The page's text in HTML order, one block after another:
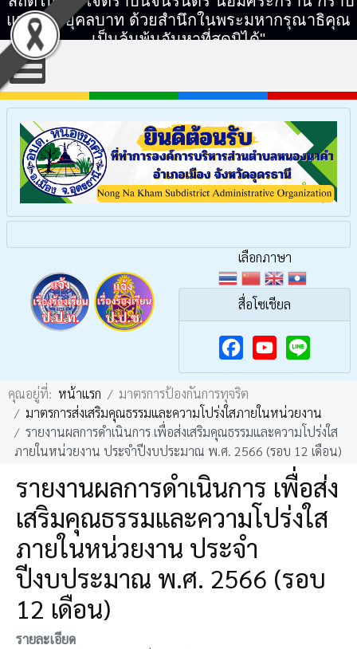
แทบพระยุคลบาท ด้วยสำนึกในพระมหากรุณาธิคุณ
เป็นล้นพ้นอันหาที่สุดมิได้"
เลือกภาษา
สื่อโซเชียล
F
a
c
e
o
o
Y
u
T
b
e
คุณอยู่ที่: หน้าแรก
มาตรการป้องกันการทุจริต
มาตรการส่งเสริมคุณธรรมและความโปร่งใสภายในหน่วยงาน
รายงานผลการดำเนินการ เพื่อส่งเสริมคุณธรรมและความโปร่งใส
ภายในหน่วยงาน ประจำปีงบประมาณ พ.ศ. 2566 (รอบ 12 เดือน)
รายงานผลการดำเนินการ เพื่อส่ง
เสริมคุณธรรมและความโปร่งใส
ภายในหน่วยงาน ประจำ
ปีงบประมาณ พ.ศ. 2566 (รอบ
12 เดือน)
รายละเอียด